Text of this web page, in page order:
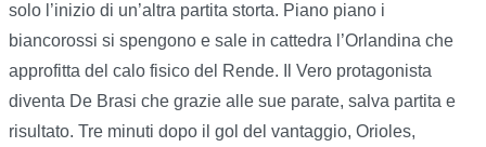
solo l’inizio di un’altra partita storta. Piano piano i
biancorossi si spengono e sale in cattedra l’Orlandina che
approfitta del calo fisico del Rende. Il Vero protagonista
diventa De Brasi che grazie alle sue parate, salva partita e
risultato. Tre minuti dopo il gol del vantaggio, Orioles,